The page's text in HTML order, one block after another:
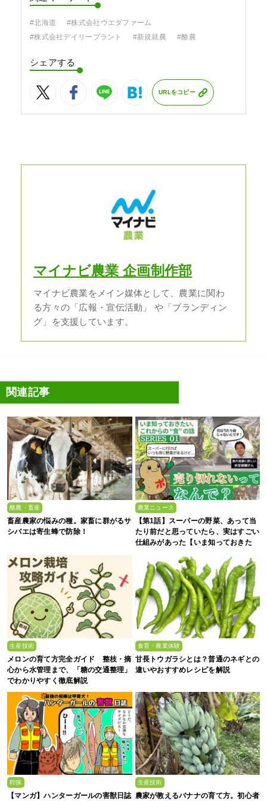
#北海道
#株式会社ウエダファーム
#株式会社デイリープラント
#新規就農 #酪農
シェアする
URLをコピー
マイナビ農業 企画制作部
マイナビ農業をメイン媒体として、農業に関わ
る方々の「広報・宣伝活動」 や「ブランディン
グ」を支援しています。
関連記事
酪農・畜産
畜産農家の悩みの種。家畜に群がるサ
シバエは寄生蜂で防除！
農業ニュース
【第1話】スーパーの野菜、あって当
たり前だと思っていたら、実はすごい
仕組みがあった【いま知っておきた
生産技術
メロンの育て方完全ガイド 整枝・摘
心から水管理まで、「糖の交通整理」
でわかりやすく徹底解説
食育・農業体験
甘長トウガラシとは？普通のネギとの
違いやおすすめレシピを解説
狩猟
【マンガ】ハンターガールの害獣日誌
生産技術
農家が教えるバナナの育て方。初心者